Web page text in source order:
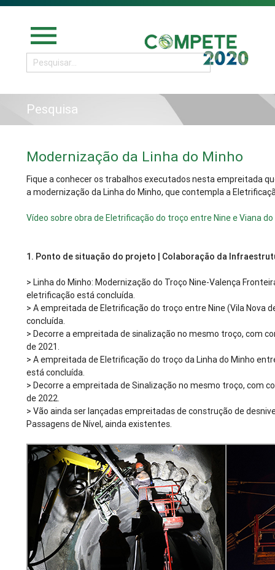
menu
Pesquisa
Modernização da Linha do Minho
Fique a conhecer os trabalhos executados nesta empreitada
a modernização da Linha do Minho, que contempla a
Vídeo sobre obra de Eletrificação do troço entre Nine e Viana
1. Ponto de situação do projeto | Colaboração da
> Linha do Minho: Modernização do Troço Nine-Valença
eletrificação está concluída.
> A empreitada de Eletrificação do troço entre Nine (Vila Nova
concluída.
> Decorre a empreitada de sinalização no mesmo troço, com
de 2021.
> A empreitada de Eletrificação do troço da Linha do Minho
está concluída.
> Decorre a empreitada de Sinalização no mesmo troço, com
de 2022.
> Vão ainda ser lançadas empreitadas de construção de
Passagens de Nível, ainda existentes.